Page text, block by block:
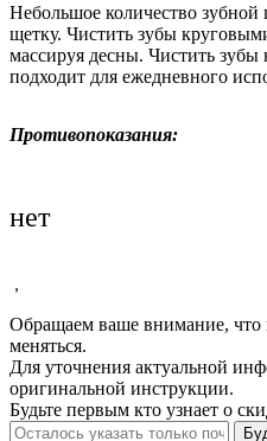
Небольшое количество зубной
щетку. Чистить зубы
массируя десны. Чистить зубы
подходит для ежедневного
Противопоказания:
нет
,
Обращаем ваше внимание, что
меняться.
Для уточнения актуальной
оригинальной инструкции.
Будьте первым кто узнает о